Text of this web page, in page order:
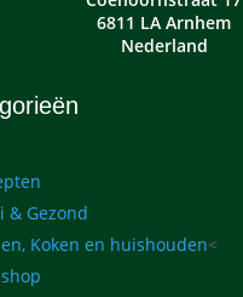
6811 LA Arnhem
Nederland
& Gezond
Koken en huishouden<